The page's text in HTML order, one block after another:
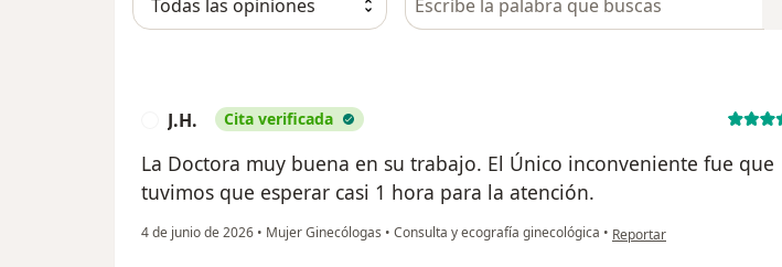
J.H. Cita verificada
La Doctora muy buena en su trabajo. El Único inconveniente fue que
tuvimos que esperar casi 1 hora para la atención.
4 de junio de 2026 • Mujer Ginecólogas • Consulta y ecografía ginecológica • en opinión del usuario J.H.
Reportar